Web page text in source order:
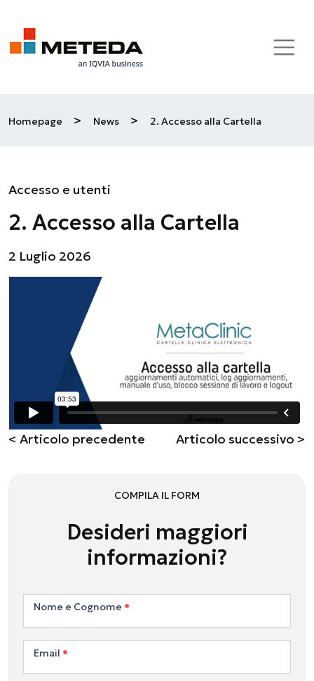
Skip to main content
Homepage > News > 2. Accesso alla Cartella
Accesso e utenti
2. Accesso alla Cartella
2 Luglio 2026
< Articolo precedente Articolo successivo >
COMPILA IL FORM
Desideri maggiori
informazioni?
Contattaci
Nome e Cognome*
Email*